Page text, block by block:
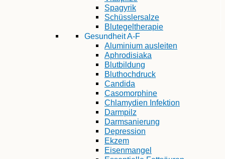
Spagyrik
Schüsslersalze
Blutegeltherapie
Gesundheit A-F
Aluminium ausleiten
Aphrodisiaka
Blutbildung
Bluthochdruck
Candida
Casomorphine
Chlamydien Infektion
Darmpilz
Darmsanierung
Depression
Ekzem
Eisenmangel